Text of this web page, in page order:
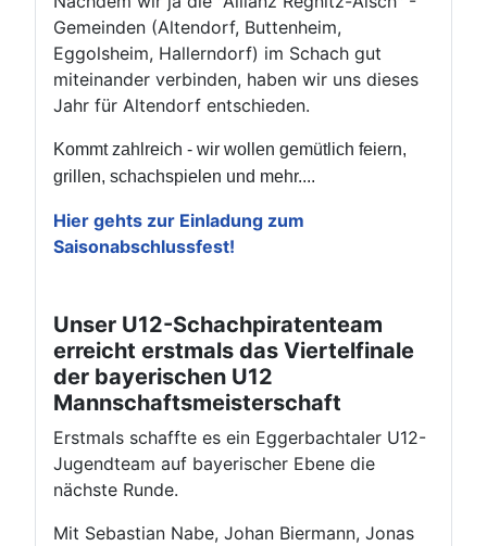
Gemeinden (Altendorf, Buttenheim,
Eggolsheim, Hallerndorf) im Schach gut
miteinander verbinden, haben wir uns dieses
Jahr für Altendorf entschieden.
Kommt zahlreich - wir wollen gemütlich feiern,
grillen, schachspielen und mehr....
Hier gehts zur Einladung zum
Saisonabschlussfest!
Unser U12-Schachpiratenteam
erreicht erstmals das Viertelfinale
der bayerischen U12
Mannschaftsmeisterschaft
Erstmals schaffte es ein Eggerbachtaler U12-
Jugendteam auf bayerischer Ebene die
nächste Runde.
Mit Sebastian Nabe, Johan Biermann, Jonas